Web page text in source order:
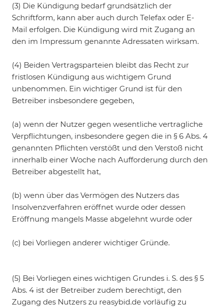
(3) Die Kündigung bedarf grundsätzlich der
Schriftform, kann aber auch durch Telefax oder E-
Mail erfolgen. Die Kündigung wird mit Zugang an
den im Impressum genannte Adressaten wirksam.
(4) Beiden Vertragsparteien bleibt das Recht zur
fristlosen Kündigung aus wichtigem Grund
unbenommen. Ein wichtiger Grund ist für den
Betreiber insbesondere gegeben,
(a) wenn der Nutzer gegen wesentliche vertragliche
Verpflichtungen, insbesondere gegen die in § 6 Abs. 4
genannten Pflichten verstößt und den Verstoß nicht
innerhalb einer Woche nach Aufforderung durch den
Betreiber abgestellt hat,
(b) wenn über das Vermögen des Nutzers das
Insolvenzverfahren eröffnet wurde oder dessen
Eröffnung mangels Masse abgelehnt wurde oder
(c) bei Vorliegen anderer wichtiger Gründe.
(5) Bei Vorliegen eines wichtigen Grundes i. S. des § 5
Abs. 4 ist der Betreiber zudem berechtigt, den
Zugang des Nutzers zu reasybid.de vorläufig zu